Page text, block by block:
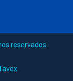
reservados.